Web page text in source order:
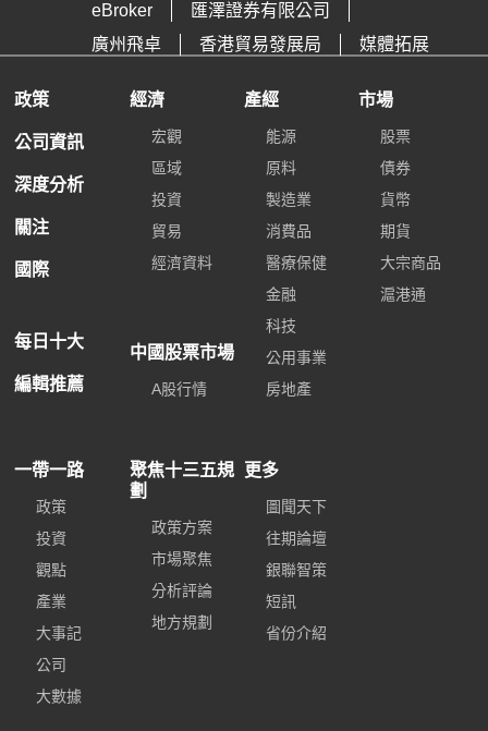
eBroker
匯澤證券有限公司
廣州飛卓
香港貿易發展局 媒體拓展
政策
公司資訊
深度分析
關注
國際
每日十大
編輯推薦
經濟
宏觀
區域
投資
貿易
經濟資料
中國股票市場
A股行情
產經
能源
原料
製造業
消費品
醫療保健
金融
科技
公用事業
房地產
市場
股票
債券
貨幣
期貨
大宗商品
滬港通
一帶一路
政策
投資
觀點
產業
大事記
公司
大數據
聚焦十三五規
劃
政策方案
市場聚焦
分析評論
地方規劃
更多
圖聞天下
往期論壇
銀聯智策
短訊
省份介紹